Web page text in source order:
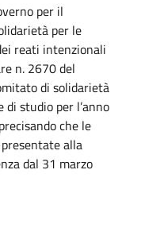
per il
per le
reati intenzionali
n. 2670 del
di solidarietà
studio per l’anno
che le
alla
dal 31 marzo